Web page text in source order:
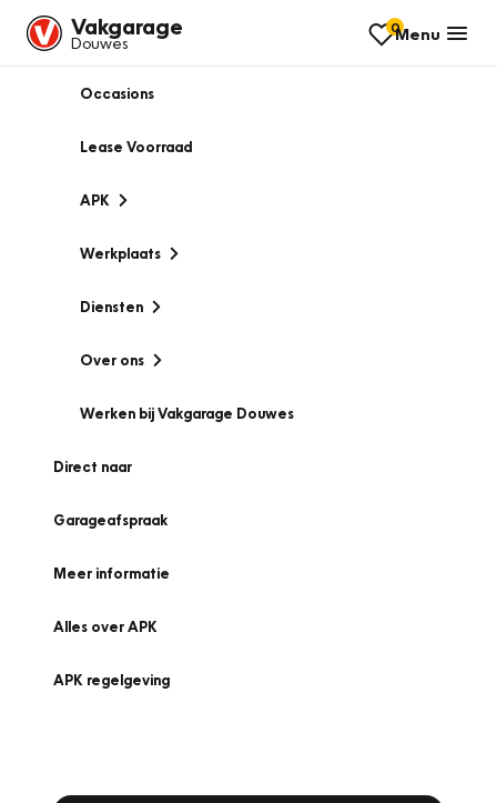
Vakgarage
Douwes
0Menu
Occasions
Lease Voorraad
APK
Werkplaats
Diensten
Over ons
Werken bij Vakgarage Douwes
Direct naar
Garageafspraak
Meer informatie
Alles over APK
APK regelgeving